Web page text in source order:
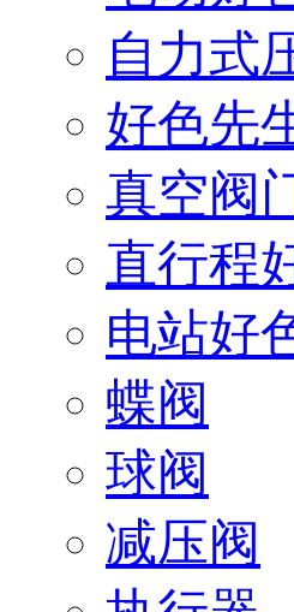
自力式
好色先
真空阀
直行程
电站好
蝶阀
球阀
减压阀